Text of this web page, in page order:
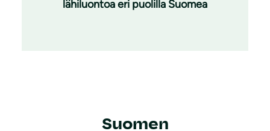
lähiluontoa eri puolilla Suomea
Suomen